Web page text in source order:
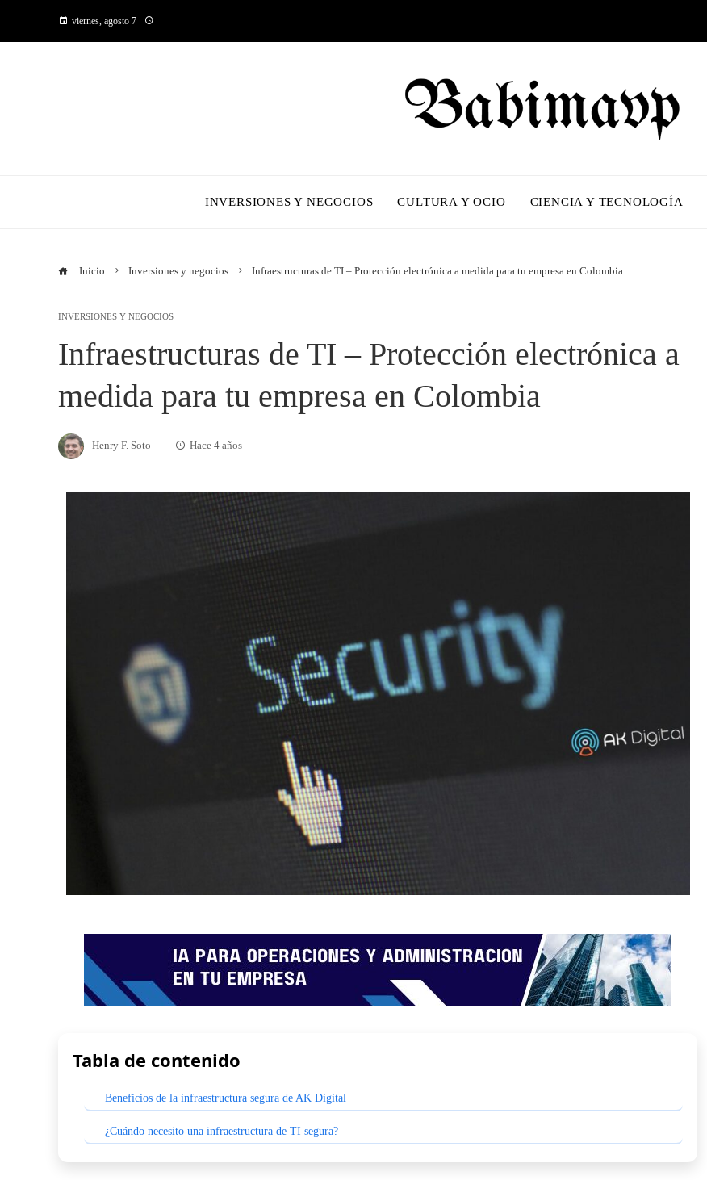
viernes, agosto 7
INVERSIONES Y NEGOCIOS CULTURA Y OCIO CIENCIA Y TECNOLOGÍA
Inicio Inversiones y negocios Infraestructuras de TI – Protección electrónica a medida para tu empresa en Colombia
INVERSIONES Y NEGOCIOS
Infraestructuras de TI – Protección electrónica a
medida para tu empresa en Colombia
Henry F. Soto Hace 4 años
Tabla de contenido
Beneficios de la infraestructura segura de AK Digital
¿Cuándo necesito una infraestructura de TI segura?